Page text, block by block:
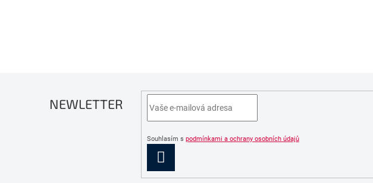
NEWLETTER
Souhlasím s podmínkami a ochrany osobních údajů
SE